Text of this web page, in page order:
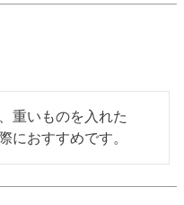
重いものを入れた